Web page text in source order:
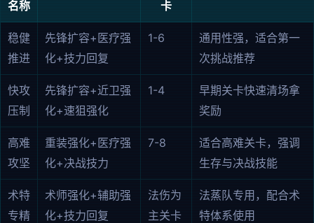
名称
卡
稳健
推进
先锋扩容+医疗强
化+技力回复
1-6
通用性强，适合第一
次挑战推荐
快攻
压制
先锋扩容+近卫强
化+速狙强化
1-4
早期关卡快速清场拿
奖励
高难
攻坚
重装强化+医疗强
化+决战技力
7-8
适合高难关卡，强调
生存与决战技能
术特
专精
术师强化+辅助强
化+技力回复
法伤为
主关卡
法蒸队专用，配合术
特体系使用